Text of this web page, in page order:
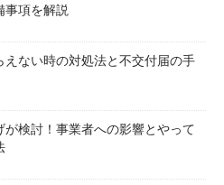
事項を解説
えない時の対処法と不交付届の手
が検討！事業者への影響とやって